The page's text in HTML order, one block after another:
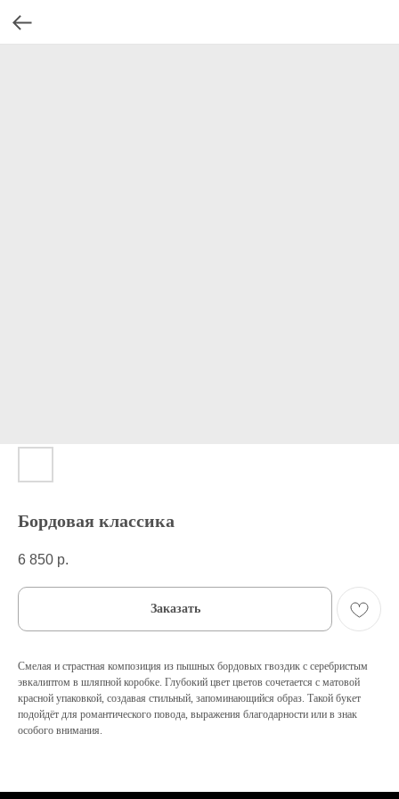
Бордовая классика
6 850 р.
Заказать
Смелая и страстная композиция из пышных бордовых гвоздик с серебристым
эвкалиптом в шляпной коробке. Глубокий цвет цветов сочетается с матовой
красной упаковкой, создавая стильный, запоминающийся образ. Такой букет
подойдёт для романтического повода, выражения благодарности или в знак
особого внимания.